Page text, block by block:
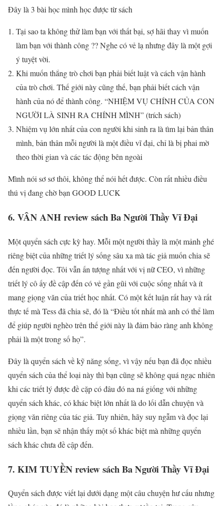
Đây là 3 bài học mình học được từ sách
Tại sao ta không thử làm bạn với thất bại, sợ hãi thay vì muốn
làm bạn với thành công ?? Nghe có vẻ lạ nhưng đây là một gợi
ý tuyệt vời.
Khi muốn thắng trò chơi bạn phải biết luật và cách vận hành
của trò chơi. Thế giới này cũng thế, bạn phải biết cách vận
hành của nó để thành công. “NHIỆM VỤ CHÍNH CỦA CON
NGƯỜI LÀ SINH RA CHÍNH MÌNH” (trích sách)
Nhiệm vụ lớn nhất của con người khi sinh ra là tìm lại bản thân
mình, bản thân mỗi người là một điều vĩ đại, chỉ là bị phai mờ
theo thời gian và các tác động bên ngoài
Mình nói sơ sơ thôi, không thể nói hết được. Còn rất nhiều điều
thú vị đang chờ bạn GOOD LUCK
6. VÂN ANH review sách Ba Người Thầy Vĩ Đại
Một quyển sách cực kỳ hay. Mỗi một người thầy là một mảnh ghé
riêng biệt của những triết lý sống sâu xa mà tác giả muốn chia sẽ
đến người đọc. Tôi vẫn ấn tượng nhất với vị nữ CEO, vì những
triết lý cô ấy đề cập đến có vẻ gần gũi với cuộc sống nhất và ít
mang giọng văn của triết học nhất. Có một kết luận rất hay và rất
thực tế mà Tess đã chia sẽ, đó là “Điều tốt nhất mà anh có thể làm
để giúp người nghèo trên thế giới này là đảm bảo ràng anh không
phải là một trong số họ”.
Đây là quyển sách về kỹ năng sống, vì vậy nếu bạn đã đọc nhiều
quyển sách của thể loại này thì bạn cũng sẽ không quá ngạc nhiên
khi các triết lý được đề cặp có đâu đó na ná giống với những
quyển sách khác, có khác biệt lớn nhất là do lối dẫn chuyện và
giọng văn riêng của tác giả. Tuy nhiên, hãy suy ngẫm và đọc lại
nhiều lần, bạn sẽ nhận thấy một số khác biệt mà những quyển
sách khác chưa đề cập đến.
7. KIM TUYỀN review sách Ba Người Thầy Vĩ Đại
Quyển sách được viết lại dưới dạng một câu chuyện hư cấu nhưng